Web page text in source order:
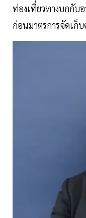
ท่องเที่ยวทางบกกับ
ก่อนมาตรการจัดเก็